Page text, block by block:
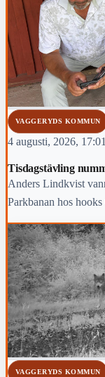
VAGGERYDS KOMMUN
4 augusti, 2026, 17:01
Tisdagstävling
Anders Lindkvist
Parkbanan hos
VAGGERYDS KOMMUN